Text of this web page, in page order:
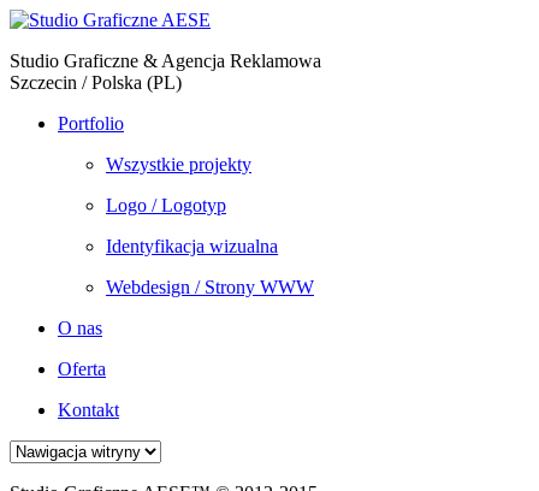
Studio Graficzne & Agencja Reklamowa
Szczecin / Polska (PL)
Portfolio
Wszystkie projekty
Logo / Logotyp
Identyfikacja wizualna
Webdesign / Strony WWW
O nas
Oferta
Kontakt